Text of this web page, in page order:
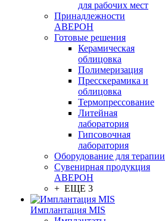
для рабочих мест
Принадлежности
АВЕРОН
Готовые решения
Керамическая
облицовка
Полимеризация
Пресскерамика и
облицовка
Термопрессование
Литейная
лаборатория
Гипсовочная
лаборатория
Оборудование для терапии
Сувенирная продукция
АВЕРОН
+ ЕЩЕ 3
Имплантация MIS